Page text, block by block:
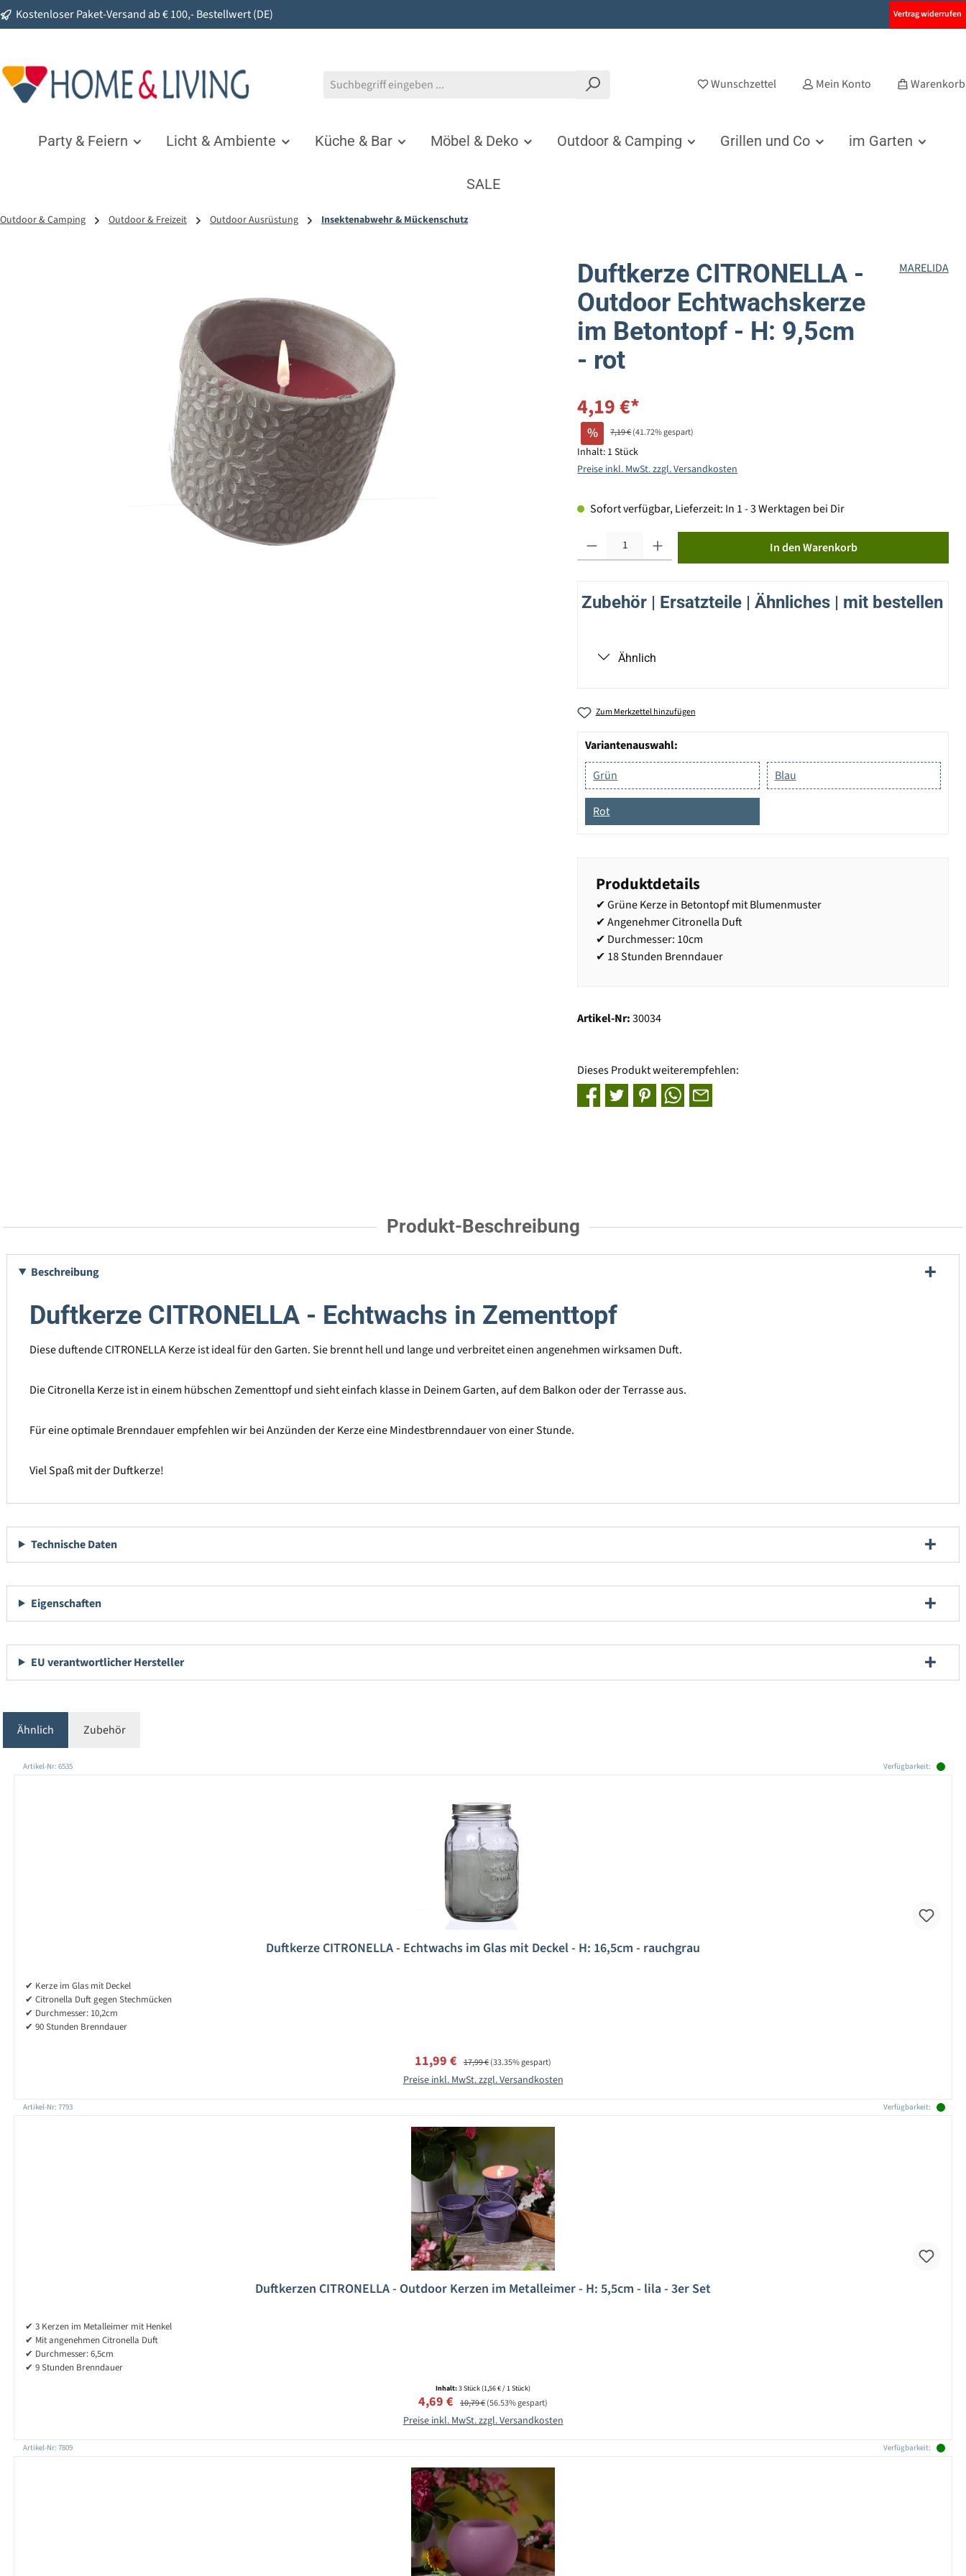
Zur Hauptnavigation springen
Kostenloser Paket-Versand ab € 100,- Bestellwert (DE) Vertrag widerrufen
Wunschzettel Mein Konto Warenkorb
Party & Feiern Licht & Ambiente Küche & Bar Möbel & Deko Outdoor & Camping Grillen und Co im Garten
SALE
Outdoor & Camping Outdoor & Freizeit Outdoor Ausrüstung Insektenabwehr & Mückenschutz
Duftkerze CITRONELLA -
Outdoor Echtwachskerze
im Betontopf - H: 9,5cm
- rot
MARELIDA
4,19 €*
% 7,19 €(41.72% gespart)
Inhalt: 1 Stück
Preise inkl. MwSt. zzgl. Versandkosten
Sofort verfügbar, Lieferzeit: In 1 - 3 Werktagen bei Dir
In den Warenkorb
Zubehör | Ersatzteile | Ähnliches | mit bestellen
Ähnlich
Zum Merkzettel hinzufügen
Variantenauswahl:
Grün
Blau
Rot
Produktdetails
✔ Grüne Kerze in Betontopf mit Blumenmuster
✔ Angenehmer Citronella Duft
✔ Durchmesser: 10cm
✔ 18 Stunden Brenndauer
Artikel-Nr:30034
Dieses Produkt weiterempfehlen:
Produkt-Beschreibung
Beschreibung
Duftkerze CITRONELLA - Echtwachs in Zementtopf
Diese duftende CITRONELLA Kerze ist ideal für den Garten. Sie brennt hell und lange und verbreitet einen angenehmen wirksamen Duft.
Die Citronella Kerze ist in einem hübschen Zementtopf und sieht einfach klasse in Deinem Garten, auf dem Balkon oder der Terrasse aus.
Für eine optimale Brenndauer empfehlen wir bei Anzünden der Kerze eine Mindestbrenndauer von einer Stunde.
Viel Spaß mit der Duftkerze!
Technische Daten
Eigenschaften
EU verantwortlicher Hersteller
Ähnlich Zubehör
Produktgalerie überspringen
Artikel-Nr: 6535 Verfügbarkeit:
Duftkerze CITRONELLA - Echtwachs im Glas mit Deckel - H: 16,5cm - rauchgrau
✔ Kerze im Glas mit Deckel
✔ Citronella Duft gegen Stechmücken
✔ Durchmesser: 10,2cm
✔ 90 Stunden Brenndauer
Verkaufspreis:
11,99 € Regulärer Preis:
17,99 €(33.35% gespart)
Preise inkl. MwSt. zzgl. Versandkosten
Artikel-Nr: 7793 Verfügbarkeit:
Duftkerzen CITRONELLA - Outdoor Kerzen im Metalleimer - H: 5,5cm - lila - 3er Set
✔ 3 Kerzen im Metalleimer mit Henkel
✔ Mit angenehmen Citronella Duft
✔ Durchmesser: 6,5cm
✔ 9 Stunden Brenndauer
Inhalt:3 Stück(1,56 € / 1 Stück)
Verkaufspreis:
4,69 € Regulärer Preis:
10,79 €(56.53% gespart)
Preise inkl. MwSt. zzgl. Versandkosten
Artikel-Nr: 7809 Verfügbarkeit: